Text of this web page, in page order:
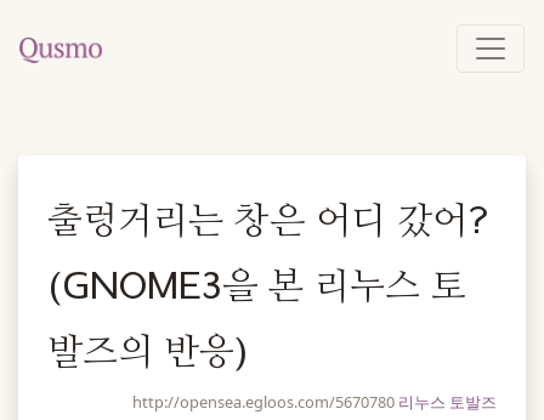
출렁거리는 창은 어디 갔어?
(GNOME3을 본 리누스 토
발즈의 반응)
http://opensea.egloos.com/5670780 리누스 토발즈